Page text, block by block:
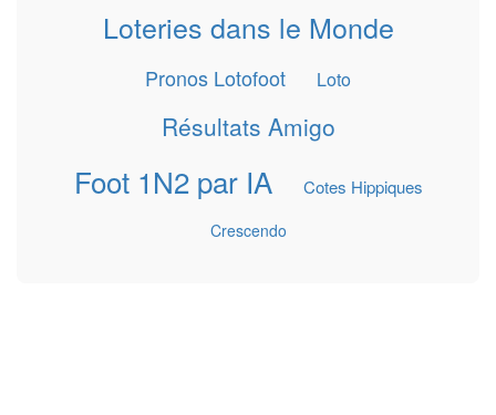
Loteries dans le Monde
Pronos Lotofoot Loto
Résultats Amigo
Foot 1N2 par IA Cotes Hippiques
Crescendo